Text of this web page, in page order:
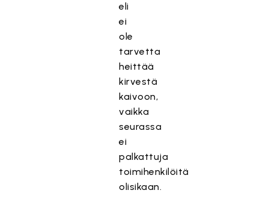
eli
ei
ole
tarvetta
heittää
kirvestä
kaivoon,
vaikka
seurassa
ei
palkattuja
toimihenkilöitä
olisikaan.